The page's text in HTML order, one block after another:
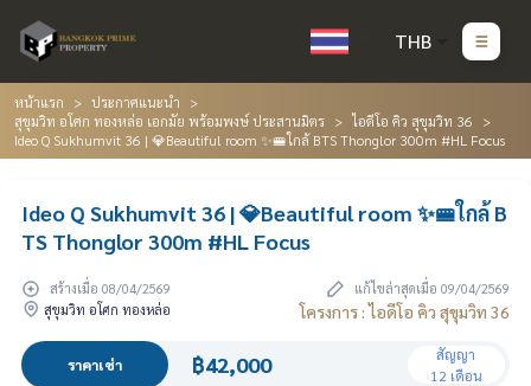
THB
หน้าแรก
ประกาศแนะนำ
สุขุมวิท อโศก ทองหล่อ เอกมัย พร้อมพงษ์ ประสานมิตร
ไอดีโอ คิว สุขุมวิท 36
Ideo Q Sukhumvit 36 | 💎Beautiful room ✨🚝ใกล้ BTS Thonglor 300m #HL Focus
Ideo Q Sukhumvit 36 | 💎Beautiful room ✨🚝ใกล้ B
TS Thonglor 300m #HL Focus
สร้างเมื่อ 08/04/2569
แก้ไขล่าสุดเมื่อ 09/04/2569
สุขุมวิท อโศก ทองหล่อ
โครงการ : ไอดีโอ คิว สุขุมวิท 36
ราคาเช่า ฿42,000
สัญญา
12 เดือน